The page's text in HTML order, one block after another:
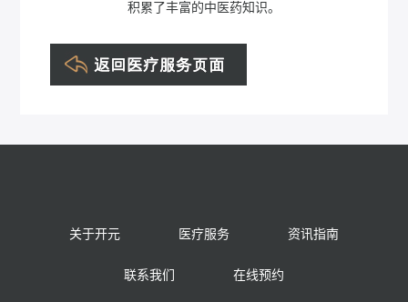
积累了丰富的中医药知识。
关于开元 医疗服务 资讯指南
联系我们 在线预约